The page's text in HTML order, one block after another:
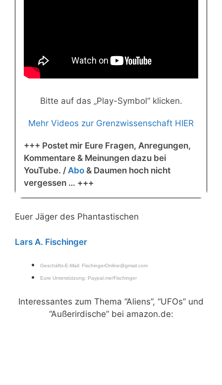
Bitte auf das „Play-Symbol“ klicken.
Mehr Videos zur Grenzwissenschaft HIER
+++ Postet mir Eure Fragen, Anregungen,
Kommentare & Meinungen dazu bei
YouTube. / Abo & Daumen hoch nicht
vergessen … +++
Euer Jäger des Phantastischen
Lars A. Fischinger
Geschäfts-E-Mail: FischingerOnline@gmail.com
Eure Unterstützung: Paypal.me/Fischinger
Interessantes zum Thema “Aliens”, “UFOs” und
“Außerirdische” bei amazon.de: